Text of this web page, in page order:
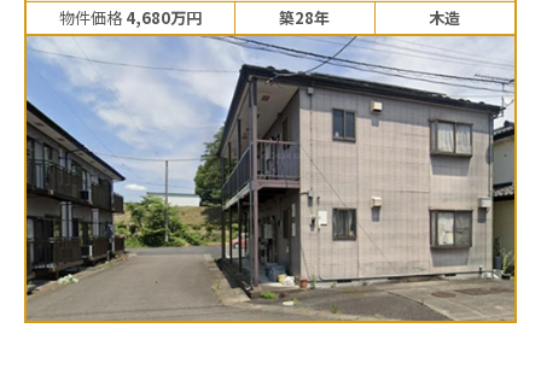
物件価格 4,680万円 築28年 木造